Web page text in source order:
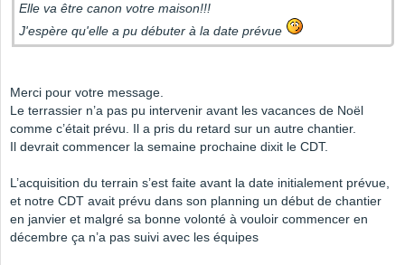
Elle va être canon votre maison!!!
J'espère qu'elle a pu débuter à la date prévue
Merci pour votre message.
Le terrassier n’a pas pu intervenir avant les vacances de Noël
comme c’était prévu. Il a pris du retard sur un autre chantier.
Il devrait commencer la semaine prochaine dixit le CDT.
L’acquisition du terrain s’est faite avant la date initialement prévue,
et notre CDT avait prévu dans son planning un début de chantier
en janvier et malgré sa bonne volonté à vouloir commencer en
décembre ça n’a pas suivi avec les équipes